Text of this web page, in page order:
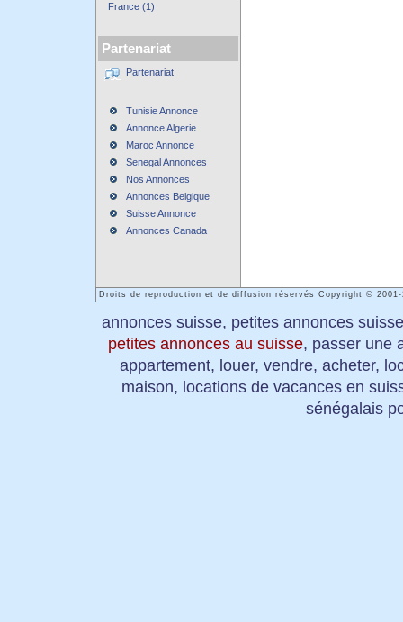
France (1)
Partenariat
Partenariat
Tunisie Annonce
Annonce Algerie
Maroc Annonce
Senegal Annonces
Nos Annonces
Annonces Belgique
Suisse Annonce
Annonces Canada
Droits de reproduction et de diffusion réservés Copyright ©
annonces suisse, petites annonces
petites annonces au suisse, passer une
appartement, louer, vendre, acheter,
maison, locations de vacances en
sénégalais